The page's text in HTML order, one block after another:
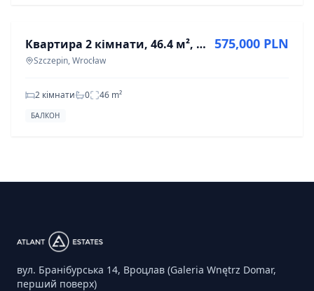
Квартира 2 кімнати, 46.4 м², Щепін, вул. Стефана Чарнецького
Szczepin, Wrocław
575,000 PLN
2 кімнати 0 46 m²
БАЛКОН
вул. Бранібурська 14, Вроцлав (Galeria Wnętrz Domar,
перший поверх)